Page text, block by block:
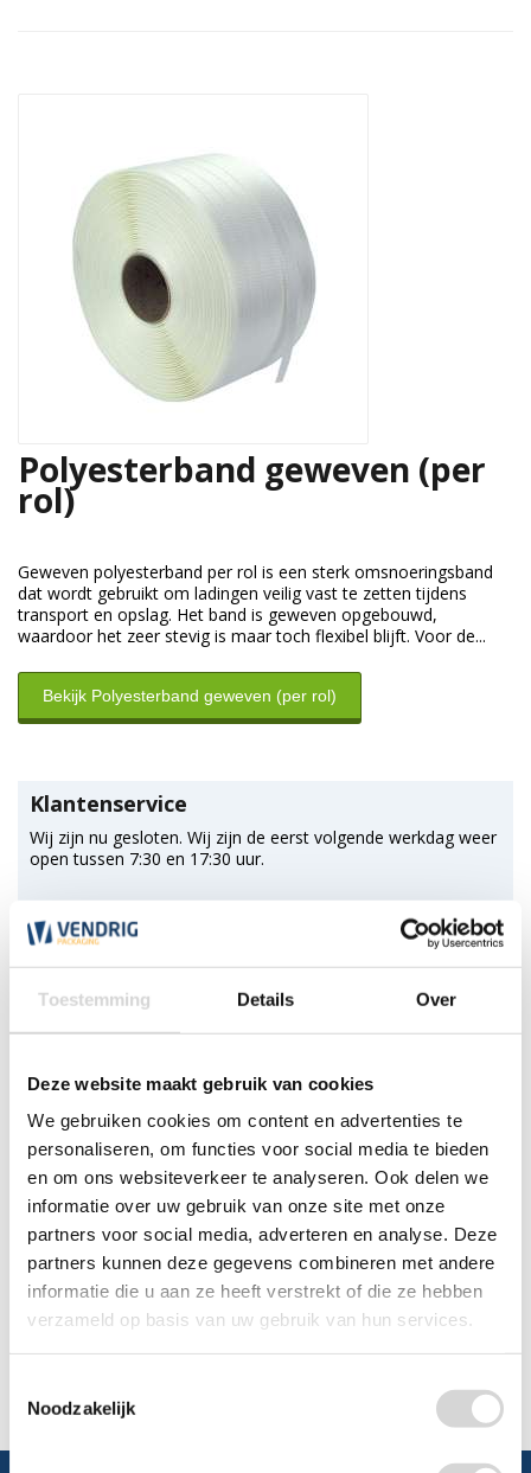
Toestemming Details Over
Deze website maakt gebruik van cookies
We gebruiken cookies om content en advertenties te
personaliseren, om functies voor social media te bieden
en om ons websiteverkeer te analyseren. Ook delen we
informatie over uw gebruik van onze site met onze
partners voor social media, adverteren en analyse. Deze
partners kunnen deze gegevens combineren met andere
informatie die u aan ze heeft verstrekt of die ze hebben
verzameld op basis van uw gebruik van hun services.
Noodzakelijk
Polyesterband geweven (per
rol)
Geweven polyesterband per rol is een sterk omsnoeringsband
dat wordt gebruikt om ladingen veilig vast te zetten tijdens
transport en opslag. Het band is geweven opgebouwd,
waardoor het zeer stevig is maar toch flexibel blijft. Voor de...
Bekijk Polyesterband geweven (per rol)
Klantenservice
Wij zijn nu gesloten. Wij zijn de eerst volgende werkdag weer
open tussen 7:30 en 17:30 uur.
Offerte aanvragen Vraag een speciale prijs op bij ons, wij
kijken naar de mogelijkheden.